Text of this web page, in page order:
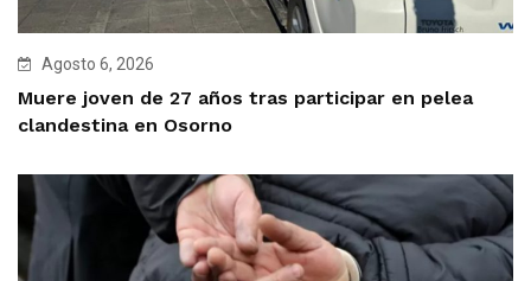
Agosto 6, 2026
Muere joven de 27 años tras participar en pelea
clandestina en Osorno